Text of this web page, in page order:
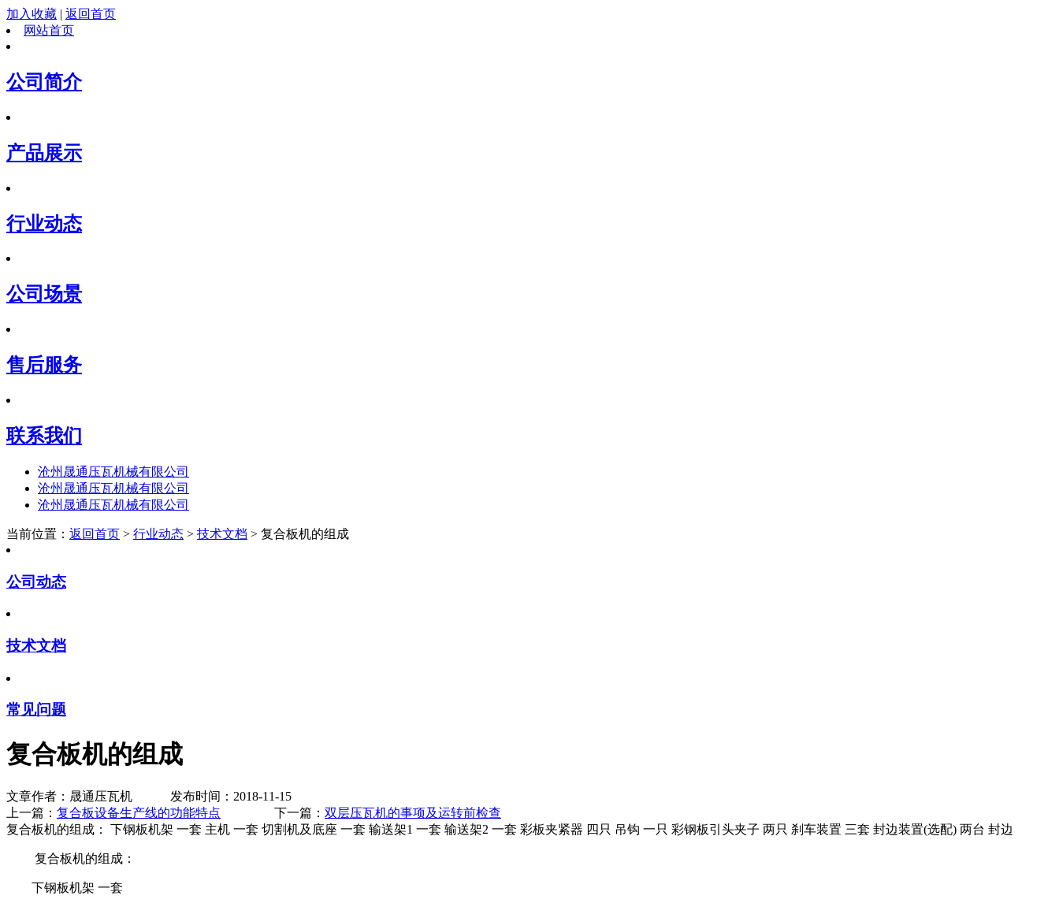
加入收藏 | 返回首页
网站首页
公司简介
产品展示
行业动态
公司场景
售后服务
联系我们
沧州晟通压瓦机械有限公司
沧州晟通压瓦机械有限公司
沧州晟通压瓦机械有限公司
当前位置： 返回首页 > 行业动态 > 技术文档 > 复合板机的组成
公司动态
技术文档
常见问题
复合板机的组成
文章作者：晟通压瓦机 发布时间：2018-11-15
上一篇： 复合板设备生产线的功能特点 下一篇： 双层压瓦机的事项及运转前检查
复合板机的组成： 下钢板机架 一套 主机 一套 切割机及底座 一套 输送架1 一套 输送架2 一套 彩板夹紧器 四只 吊钩 一只 彩钢板引头夹子 两只 刹车装置 三套 封边装置(选配) 两台 封边
复合板机的组成：
下钢板机架 一套